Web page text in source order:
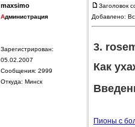
maxsimo
Администрация
Зарегистрирован:
05.02.2007
Сообщения: 2999
Откуда: Минск
Заголовок
Добавлено:
3.
Как
Пионы с